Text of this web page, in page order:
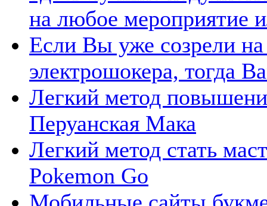
на любое мероприятие
Если Вы уже созрели
электрошокера, тогда
Легкий метод
Перуанская Мака
Легкий метод стать
Pokemon Go